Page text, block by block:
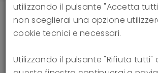
Differential neural
psychoanalytic
utilizzando il pulsante "Accetta
non sceglierai una opzione
cookie tecnici e necessari.
Utilizzando il pulsante "Rifiuta